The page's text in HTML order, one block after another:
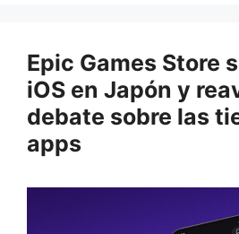
Epic Games Store
iOS en Japón y
debate sobre las
apps